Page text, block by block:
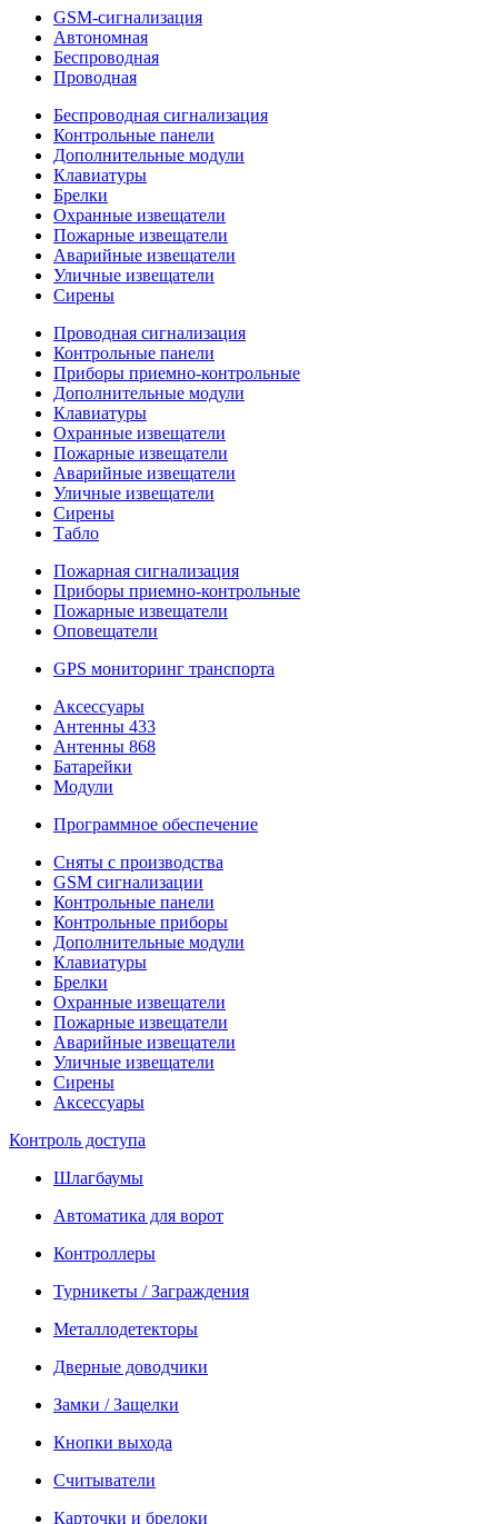
GSM-сигнализация
Автономная
Беспроводная
Проводная
Беспроводная сигнализация
Контрольные панели
Дополнительные модули
Клавиатуры
Брелки
Охранные извещатели
Пожарные извещатели
Аварийные извещатели
Уличные извещатели
Сирены
Проводная сигнализация
Контрольные панели
Приборы приемно-контрольные
Дополнительные модули
Клавиатуры
Охранные извещатели
Пожарные извещатели
Аварийные извещатели
Уличные извещатели
Сирены
Табло
Пожарная сигнализация
Приборы приемно-контрольные
Пожарные извещатели
Оповещатели
GPS мониторинг транспорта
Аксессуары
Антенны 433
Антенны 868
Батарейки
Модули
Программное обеспечение
Сняты с производства
GSM сигнализации
Контрольные панели
Контрольные приборы
Дополнительные модули
Клавиатуры
Брелки
Охранные извещатели
Пожарные извещатели
Аварийные извещатели
Уличные извещатели
Сирены
Аксессуары
Контроль доступа
Шлагбаумы
Автоматика для ворот
Контроллеры
Турникеты / Заграждения
Металлодетекторы
Дверные доводчики
Замки / Защелки
Кнопки выхода
Считыватели
Карточки и брелоки